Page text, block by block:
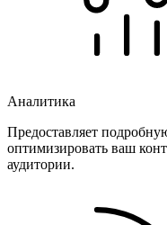
Аналитика
Предоставляет
оптимизировать ваш
аудитории.